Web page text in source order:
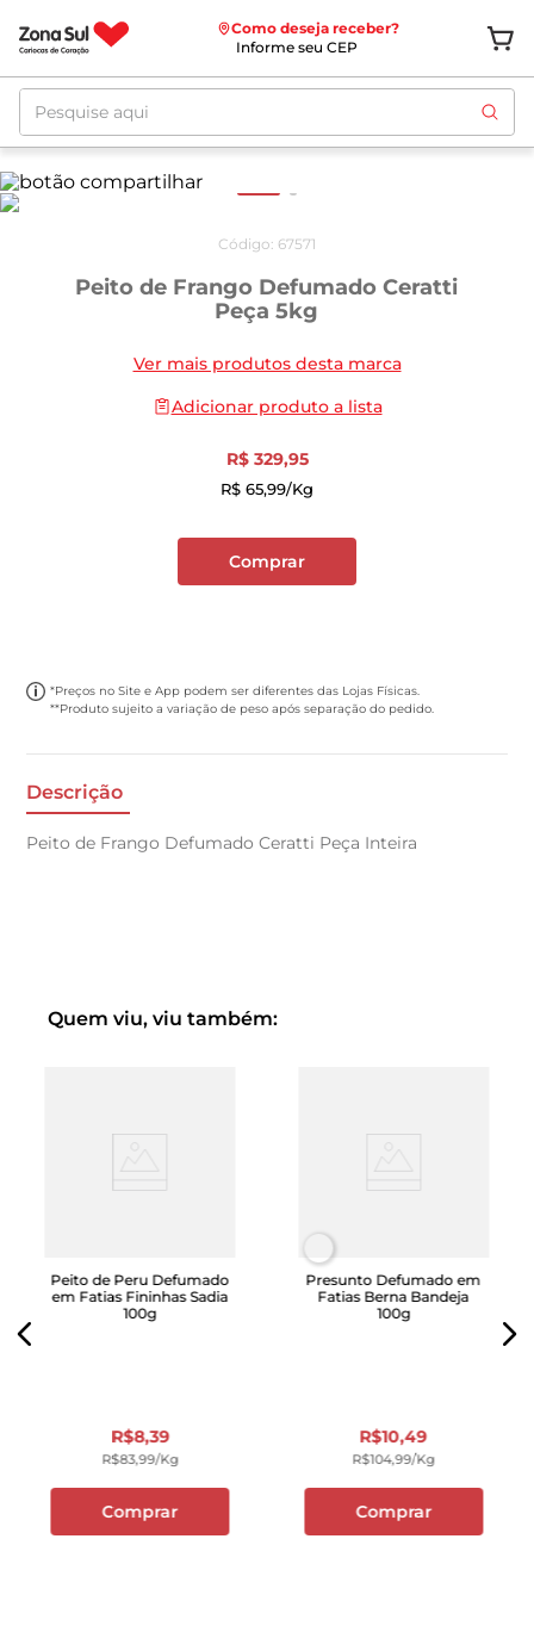
Como deseja receber?
Informe seu CEP
Pesquise aqui
Código: 67571
Peito de Frango Defumado Ceratti
Peça 5kg
Ver mais produtos desta marca
Adicionar produto a lista
R$ 329,95
R$ 65,99/kg
Comprar
*Preços no Site e App podem ser diferentes das Lojas Físicas.
**Produto sujeito a variação de peso após separação do pedido.
Descrição
Peito de Frango Defumado Ceratti Peça Inteira
Quem viu, viu também:
Peito de Peru Defumado
em Fatias Fininhas Sadia
100g
R$8,39
R$83,99/kg
Comprar
Presunto Defumado em
Fatias Berna Bandeja
100g
R$10,49
R$104,99/kg
Comprar